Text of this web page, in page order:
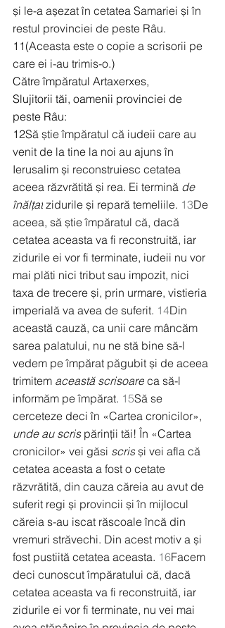
și le-a așezat în cetatea Samariei și în
restul provinciei de peste Râu.
11(Aceasta este o copie a scrisorii pe
care ei i-au trimis-o.)
Către împăratul Artaxerxes,
Slujitorii tăi, oamenii provinciei de
peste Râu:
12Să știe împăratul că iudeii care au
venit de la tine la noi au ajuns în
Ierusalim și reconstruiesc cetatea
aceea răzvrătită și rea. Ei termină de
înălțat zidurile și repară temeliile. 13De
aceea, să știe împăratul că, dacă
cetatea aceasta va fi reconstruită, iar
zidurile ei vor fi terminate, iudeii nu vor
mai plăti nici tribut sau impozit, nici
taxa de trecere și, prin urmare, vistieria
imperială va avea de suferit. 14Din
această cauză, ca unii care mâncăm
sarea palatului, nu ne stă bine să-l
vedem pe împărat păgubit și de aceea
trimitem această scrisoare ca să-l
informăm pe împărat. 15Să se
cerceteze deci în «Cartea cronicilor»,
unde au scris părinții tăi! În «Cartea
cronicilor» vei găsi scris și vei afla că
cetatea aceasta a fost o cetate
răzvrătită, din cauza căreia au avut de
suferit regi și provincii și în mijlocul
căreia s-au iscat răscoale încă din
vremuri străvechi. Din acest motiv a și
fost pustiită cetatea aceasta. 16Facem
deci cunoscut împăratului că, dacă
cetatea aceasta va fi reconstruită, iar
zidurile ei vor fi terminate, nu vei mai